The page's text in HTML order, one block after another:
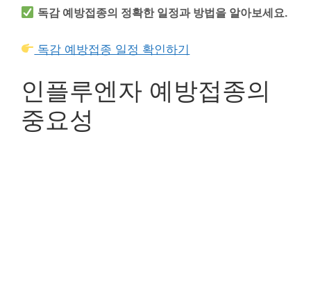
독감 예방접종의 정확한 일정과 방법을 알아보세요.
독감 예방접종 일정 확인하기
인플루엔자 예방접종의
중요성